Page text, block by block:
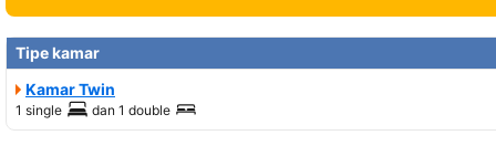
Tipe kamar
Kamar Twin
1 single dan 1 double